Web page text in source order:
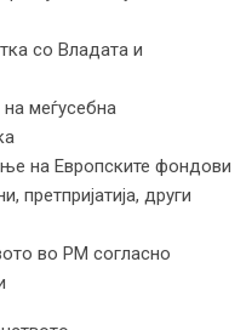
со Владата и
меѓусебна
на Европските фондови
претпријатија, други
во РМ согласно